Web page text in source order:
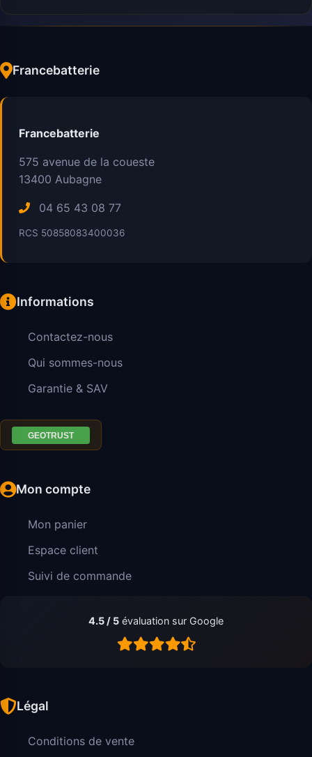
Francebatterie
Francebatterie
575 avenue de la coueste
13400 Aubagne
04 65 43 08 77
RCS 50858083400036
Informations
Contactez-nous
Qui sommes-nous
Garantie & SAV
Mon compte
Mon panier
Espace client
Suivi de commande
4.5 / 5 évaluation sur Google
Légal
Conditions de vente